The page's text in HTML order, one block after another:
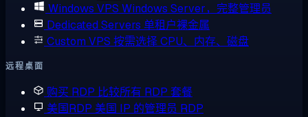
Windows VPS Windows Server，完整管理员
Dedicated Servers 单租户裸金属
Custom VPS 按需选择 CPU、内存、磁盘
远程桌面
购买 RDP 比较所有 RDP 套餐
美国RDP 美国 IP 的管理员 RDP